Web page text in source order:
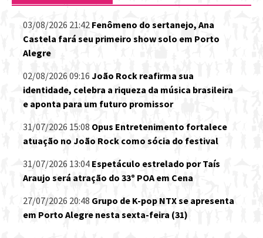
03/08/2026 21:42 Fenômeno do sertanejo, Ana
Castela fará seu primeiro show solo em Porto
Alegre
02/08/2026 09:16 João Rock reafirma sua
identidade, celebra a riqueza da música brasileira
e aponta para um futuro promissor
31/07/2026 15:08 Opus Entretenimento fortalece
atuação no João Rock como sócia do festival
31/07/2026 13:04 Espetáculo estrelado por Taís
Araujo será atração do 33º POA em Cena
27/07/2026 20:48 Grupo de K-pop NTX se apresenta
em Porto Alegre nesta sexta-feira (31)